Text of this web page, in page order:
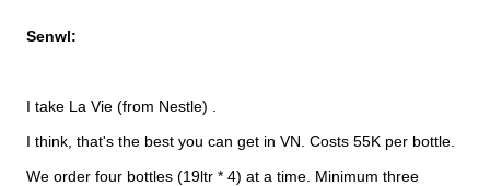
Senwl:
I take La Vie (from Nestle) .
I think, that's the best you can get in VN. Costs 55K per bottle.
We order four bottles (19ltr * 4) at a time. Minimum three